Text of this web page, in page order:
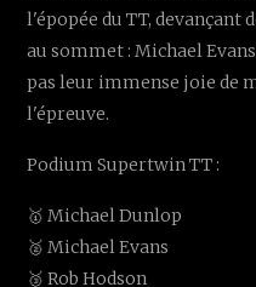
l'épopée du TT, devançant
au sommet : Michael
pas leur immense joie de
l'épreuve.
Podium Supertwin TT :
🥇 Michael Dunlop
🥈 Michael Evans
🥉 Rob Hodson